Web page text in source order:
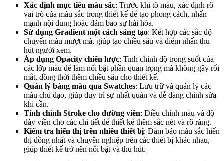
Xác định mục tiêu màu sắc: Trước khi tô màu, xác định rõ
vai trò của màu sắc trong thiết kế để tạo phong cách, nhấn
mạnh nội dung hoặc đảm bảo sự hài hòa.
Sử dụng Gradient một cách sáng tạo: Kết hợp các sắc độ
chuyển màu mượt mà, giúp tạo chiều sâu và điểm nhấn thu
hút người xem.
Áp dụng Opacity chiến lược: Tinh chỉnh độ trong suốt của
các lớp màu để làm nổi bật phần quan trọng mà không gây rối
mắt, đồng thời thêm chiều sâu cho thiết kế.
Quản lý bảng màu qua Swatches: Lưu trữ và quản lý các
màu chủ đạo, giúp duy trì sự nhất quán và dễ dàng chỉnh sửa
khi cần.
Tinh chỉnh Stroke cho đường viền: Điều chỉnh màu và độ
dày viền cho các chi tiết để thiết kế thêm sắc nét và rõ ràng.
Kiểm tra hiển thị trên nhiều thiết bị: Đảm bảo màu sắc hiển
thị đồng nhất và chuyên nghiệp trên các thiết bị khác nhau,
giúp thiết kế trở nên nổi bật và thu hút.